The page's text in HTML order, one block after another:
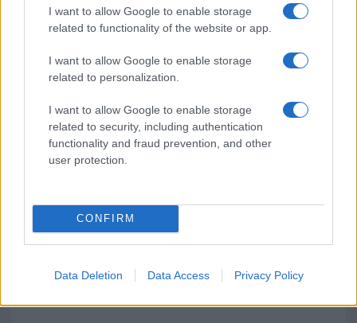
I want to allow Google to enable storage
related to functionality of the website or app.
I want to allow Google to enable storage
related to personalization.
I want to allow Google to enable storage
related to security, including authentication
functionality and fraud prevention, and other
user protection.
CONFIRM
Data Deletion Data Access Privacy Policy